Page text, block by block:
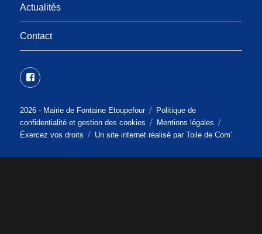
Actualités
Contact
Facebook
2026 - Mairie de Fontaine Etoupefour
Politique de
confidentialité et gestion des cookies
Mentions légales
Éxercez vos droits
Un site internet réalisé parToile de Com’